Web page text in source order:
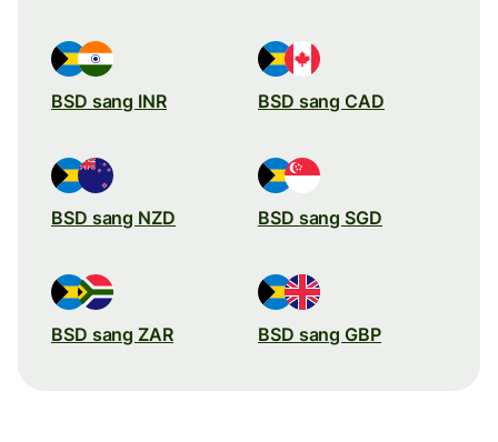
BSD sang INR BSD sang CAD
BSD sang NZD BSD sang SGD
BSD sang ZAR BSD sang GBP